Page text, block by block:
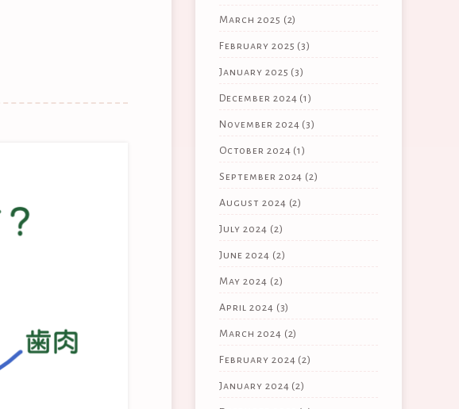
March 2025 (2)
February 2025 (3)
January 2025 (3)
December 2024 (1)
November 2024 (3)
October 2024 (1)
September 2024 (2)
August 2024 (2)
July 2024 (2)
June 2024 (2)
May 2024 (2)
April 2024 (3)
March 2024 (2)
February 2024 (2)
January 2024 (2)